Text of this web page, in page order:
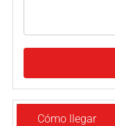
Cómo llegar